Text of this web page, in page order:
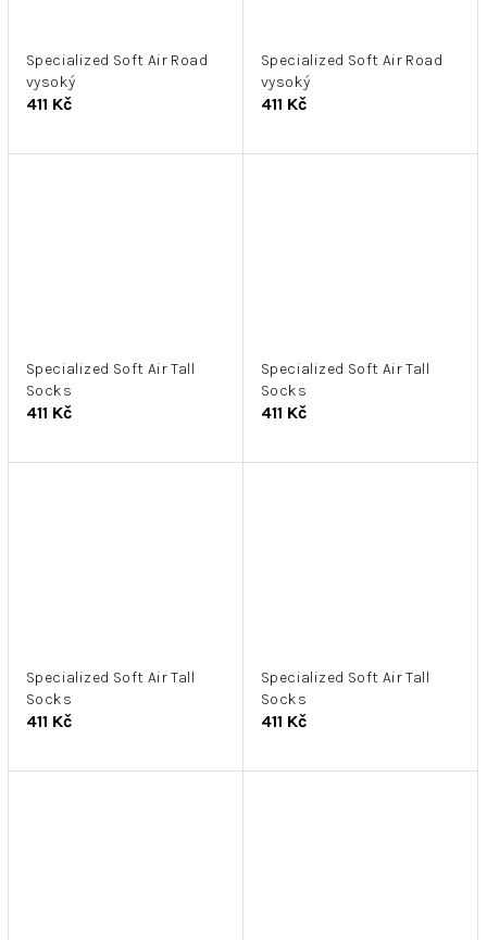
Specialized Soft Air Road
vysoký
411 Kč
Specialized Soft Air Road
vysoký
411 Kč
Specialized Soft Air Tall
Socks
411 Kč
Specialized Soft Air Tall
Socks
411 Kč
Specialized Soft Air Tall
Socks
411 Kč
Specialized Soft Air Tall
Socks
411 Kč